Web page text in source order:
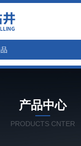
产品中心
PRODUCTS CNTER